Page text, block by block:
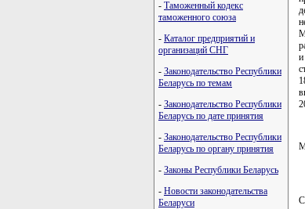
- Таможенный кодекс
таможенного союза
- Каталог предприятий и
организаций СНГ
- Законодательство Республики
Беларусь по темам
- Законодательство Республики
Беларусь по дате принятия
- Законодательство Республики
Беларусь по органу принятия
- Законы Республики Беларусь
- Новости законодательства
Беларуси